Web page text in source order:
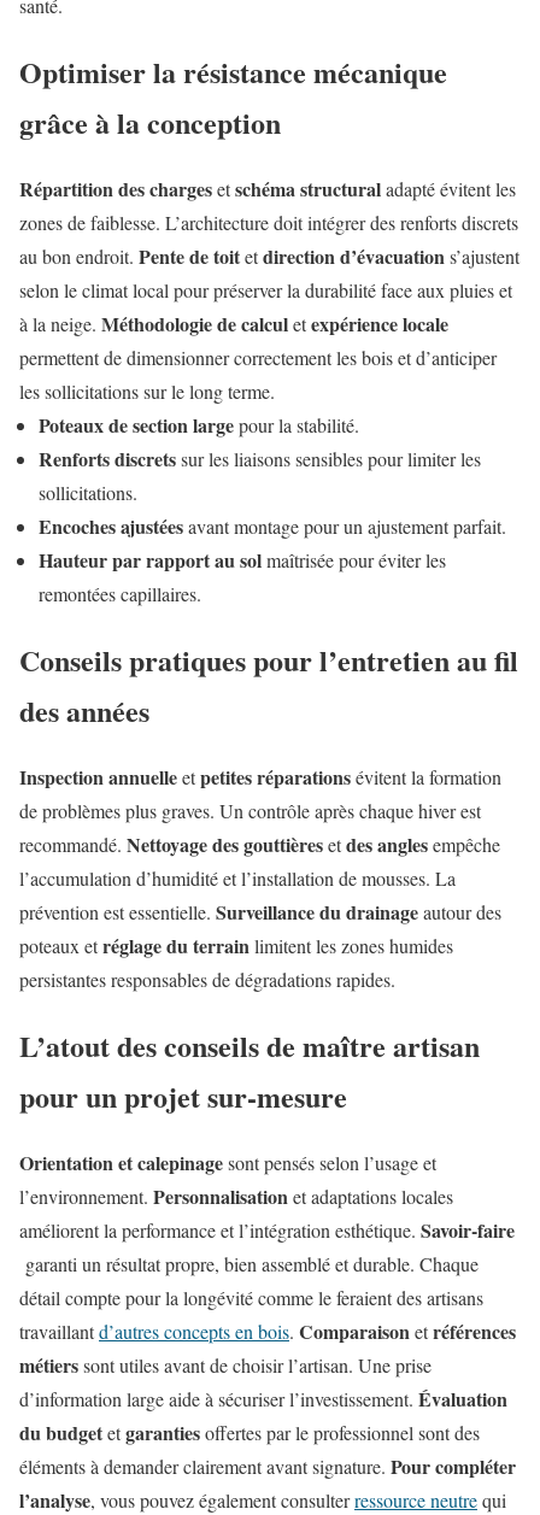
santé.
Optimiser la résistance mécanique
grâce à la conception
Répartition des chargesetschéma structuraladapté évitent les
zones de faiblesse. L’architecture doit intégrer des renforts discrets
au bon endroit. Pente de toitetdirection d’évacuations’ajustent
selon le climat local pour préserver la durabilité face aux pluies et
à la neige. Méthodologie de calculetexpérience locale
permettent de dimensionner correctement les bois et d’anticiper
les sollicitations sur le long terme.
Poteaux de section largepour la stabilité.
Renforts discretssur les liaisons sensibles pour limiter les
sollicitations.
Encoches ajustéesavant montage pour un ajustement parfait.
Hauteur par rapport au solmaîtrisée pour éviter les
remontées capillaires.
Conseils pratiques pour l’entretien au fil
des années
Inspection annuelleetpetites réparationsévitent la formation
de problèmes plus graves. Un contrôle après chaque hiver est
recommandé. Nettoyage des gouttièresetdes anglesempêche
l’accumulation d’humidité et l’installation de mousses. La
prévention est essentielle. Surveillance du drainageautour des
poteaux etréglage du terrainlimitent les zones humides
persistantes responsables de dégradations rapides.
L’atout des conseils de maître artisan
pour un projet sur-mesure
Orientation et calepinagesont pensés selon l’usage et
l’environnement. Personnalisationet adaptations locales
améliorent la performance et l’intégration esthétique. Savoir-faire
garanti un résultat propre, bien assemblé et durable. Chaque
détail compte pour la longévité comme le feraient des artisans
travaillantd’autres concepts en bois. Comparaisonetréférences
métierssont utiles avant de choisir l’artisan. Une prise
d’information large aide à sécuriser l’investissement. Évaluation
du budgetetgarantiesoffertes par le professionnel sont des
éléments à demander clairement avant signature. Pour compléter
l’analyse, vous pouvez également consulterressource neutrequi